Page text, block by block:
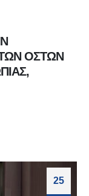
ΟΣΤΩΝ
25